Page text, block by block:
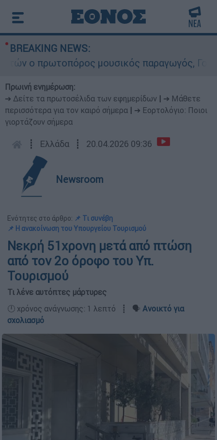
BREAKING NEWS:
ο πρωτοπόρος μουσικός παραγωγός,
Πρωινή ενημέρωση:
➔ Δείτε τα πρωτοσέλιδα των εφημερίδων
➔ Μάθετε
περισσότερα για τον καιρό σήμερα
➔ Εορτολόγιο: Ποιοι
γιορτάζουν σήμερα
┋ Ελλάδα ┋ 20.04.2026 09:36
Newsroom
Ενότητες στο άρθρο: 📌 Τι συνέβη
📌 Η ανακοίνωση του Υπουργείου Τουρισμού
Νεκρή 51χρονη μετά από πτώση
από τον 2ο όροφο του Υπ.
Τουρισμού
Τι λένε αυτόπτες μάρτυρες
🕛 χρόνος ανάγνωσης: 1 λεπτό ┋ 🗣️ Ανοικτό για
σχολιασμό